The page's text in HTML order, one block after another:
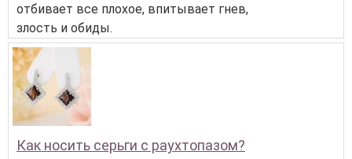
отбивает все плохое, впитывает гнев,
злость и обиды.
Как носить серьги с раухтопазом?